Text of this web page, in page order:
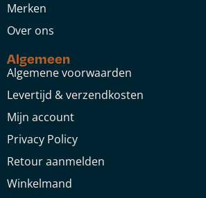
Merken
Over ons
Algemeen
Algemene voorwaarden
Levertijd & verzendkosten
Mijn account
Privacy Policy
Retour aanmelden
Winkelmand